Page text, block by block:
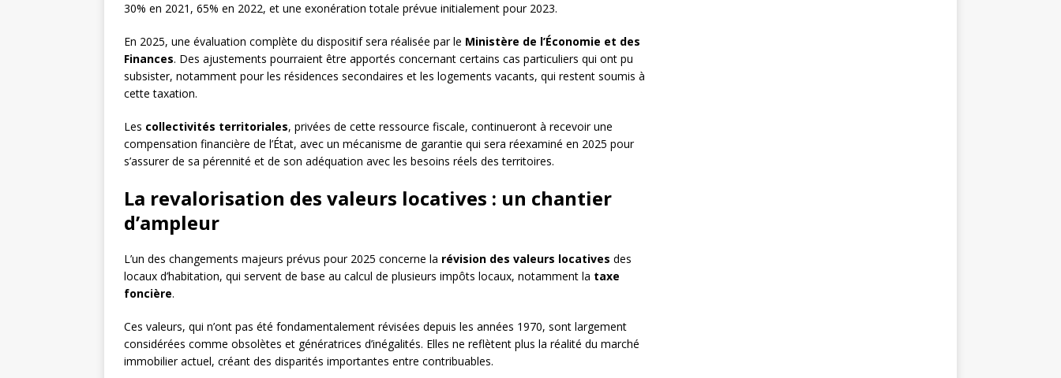
30% en 2021, 65% en 2022, et une exonération totale prévue initialement pour 2023.
En 2025, une évaluation complète du dispositif sera réalisée par le Ministère de l’Économie et des
Finances. Des ajustements pourraient être apportés concernant certains cas particuliers qui ont pu
subsister, notamment pour les résidences secondaires et les logements vacants, qui restent soumis à
cette taxation.
Les collectivités territoriales, privées de cette ressource fiscale, continueront à recevoir une
compensation financière de l’État, avec un mécanisme de garantie qui sera réexaminé en 2025 pour
s’assurer de sa pérennité et de son adéquation avec les besoins réels des territoires.
La revalorisation des valeurs locatives : un chantier
d’ampleur
L’un des changements majeurs prévus pour 2025 concerne la révision des valeurs locatives des
locaux d’habitation, qui servent de base au calcul de plusieurs impôts locaux, notamment la taxe
foncière.
Ces valeurs, qui n’ont pas été fondamentalement révisées depuis les années 1970, sont largement
considérées comme obsolètes et génératrices d’inégalités. Elles ne reflètent plus la réalité du marché
immobilier actuel, créant des disparités importantes entre contribuables.